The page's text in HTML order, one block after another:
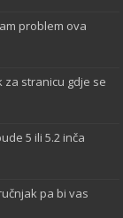
problem ova
za stranicu gdje se
5 ili 5.2 inča
pa bi vas